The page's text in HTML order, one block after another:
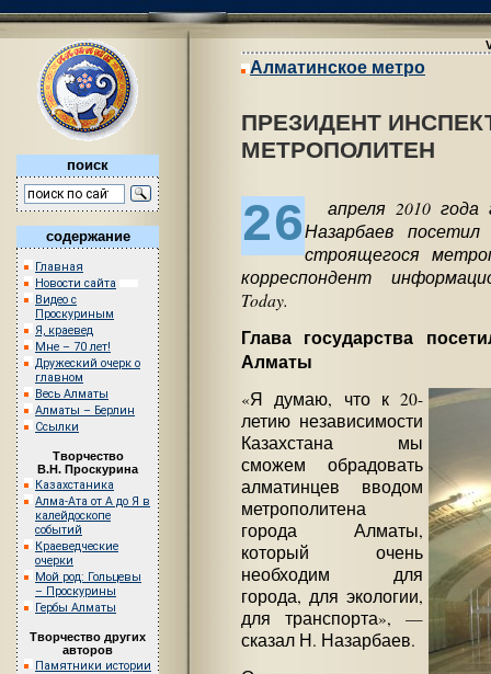
поиск
содержание
Главная
Новости сайта
Видео с
Проскуриным
Я, краевед
Мне – 70 лет!
Дружеский очерк о
главном
Весь Алматы
Алматы – Берлин
Ссылки
Творчество
В.Н. Проскурина
Казахстаника
Алма-Ата от А до Я в
калейдоскопе
событий
Краеведческие
очерки
Мой род: Гольцевы
– Проскурины
Гербы Алматы
Творчество других
авторов
Памятники истории
Алматинское метро
ПРЕЗИДЕНТ
МЕТРОПОЛИТЕН
26
апреля 2010 года
Назарбаев
строящегося
корреспондент
Today.
Глава государства
Алматы
«Я думаю, что к 20-
летию независимости
Казахстана мы
сможем обрадовать
алматинцев вводом
метрополитена
города Алматы,
который очень
необходим для
города, для экологии,
для транспорта», —
сказал Н. Назарбаев.